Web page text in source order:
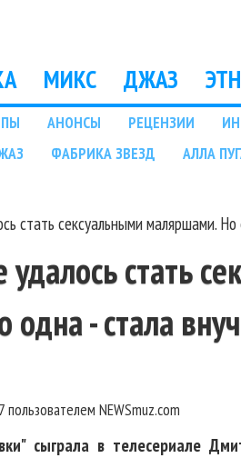
МИКС ДЖАЗ
АНОНСЫ РЕЦЕНЗИИ
ФАБРИКА ЗВЕЗД АЛЛА
стать сексуальными маляршами.
стать
- стала
пользователем NEWSmuz.com
сыграла в телесериале